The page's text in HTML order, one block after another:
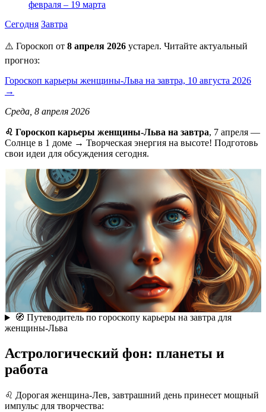
февраля – 19 марта
Сегодня Завтра
⚠️ Гороскоп от 8 апреля 2026 устарел. Читайте актуальный
прогноз:
Гороскоп карьеры женщины-Льва на завтра, 10 августа 2026
→
Среда, 8 апреля 2026
♌️ Гороскоп карьеры женщины-Льва на завтра, 7 апреля —
Солнце в 1 доме → Творческая энергия на высоте! Подготовь
свои идеи для обсуждения сегодня.
🧭 Путеводитель по гороскопу карьеры на завтра для
женщины-Льва
Астрологический фон: планеты и
работа
♌️ Дорогая женщина-Лев, завтрашний день принесет мощный
импульс для творчества: